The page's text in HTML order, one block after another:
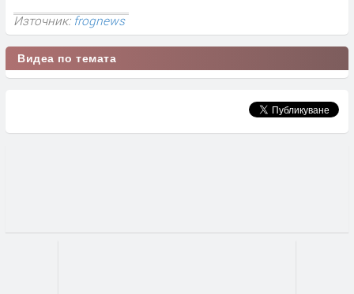
Източник:frognews
Видеа по темата